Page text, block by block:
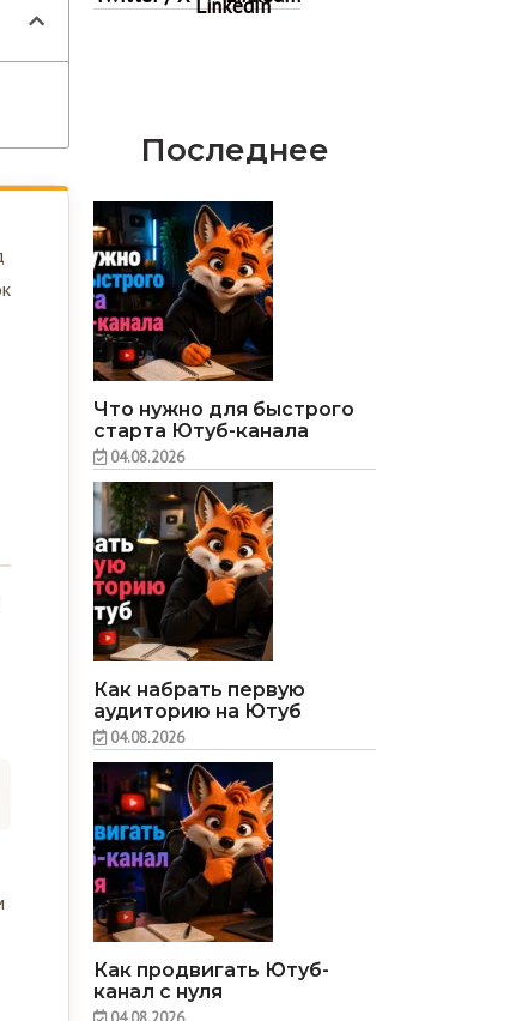
Последнее
Что нужно для быстрого
старта Ютуб-канала
04.08.2026
Как набрать первую
аудиторию на Ютуб
04.08.2026
Как продвигать Ютуб-
канал с нуля
04.08.2026